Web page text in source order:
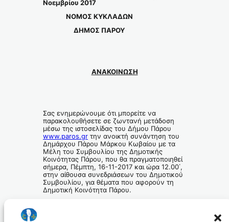
Νοεμβρίου 2017
ΝΟΜΟΣ ΚΥΚΛΑΔΩΝ
ΔΗΜΟΣ ΠΑΡΟΥ
ΑΝΑΚΟΙΝΩΣΗ
Σας ενημερώνουμε ότι μπορείτε να
παρακολουθήσετε σε ζωντανή μετάδοση
μέσω της ιστοσελίδας του Δήμου Πάρου
www.paros.gr την ανοικτή συνάντηση του
Δημάρχου Πάρου Μάρκου Κωβαίου με τα
Μέλη του Συμβουλίου της Δημοτικής
Κοινότητας Πάρου, που θα πραγματοποιηθεί
σήμερα, Πέμπτη, 16-11-2017 και ώρα 12.00΄,
στην αίθουσα συνεδριάσεων του Δημοτικού
Συμβουλίου, για θέματα που αφορούν τη
Δημοτική Κοινότητα Πάρου.